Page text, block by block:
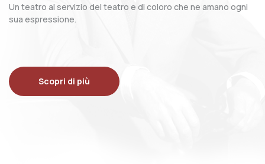
Un teatro al servizio del teatro e di coloro che ne amano ogni
sua espressione.
Scopri di più